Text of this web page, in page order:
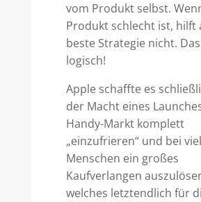
vom Produkt selbst.
Produkt schlecht ist, hilft
beste Strategie nicht.
logisch!
Apple schaffte es
der Macht eines
Handy-Markt komplett
„einzufrieren“ und bei
Menschen ein großes
Kaufverlangen
welches letztendlich für